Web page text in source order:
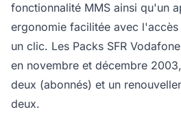
fonctionnalité MMS ainsi qu'un
ergonomie facilitée avec
un clic. Les Packs SFR
en novembre et décembre
deux (abonnés) et un
deux.